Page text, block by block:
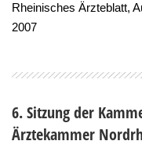
Rheinisches Ärzteblatt,
2007
6. Sitzung der
Ärztekammer